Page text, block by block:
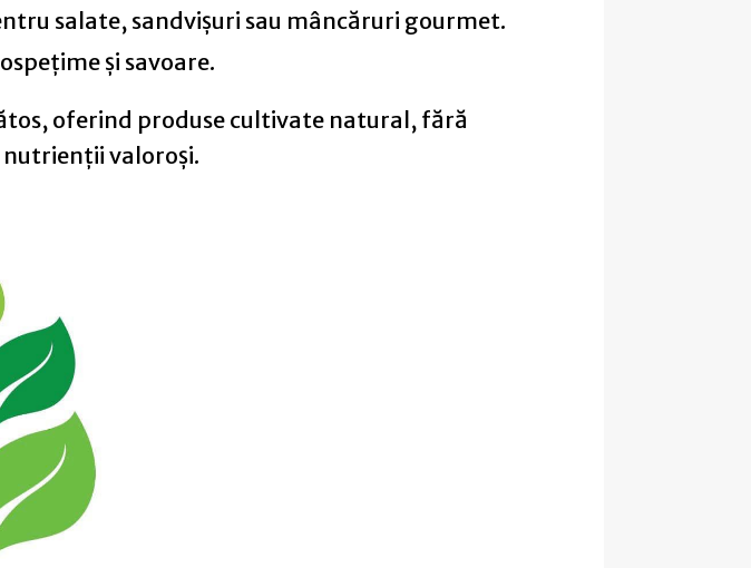
salate, sandvișuri sau mâncăruri gourmet.
și savoare.
oferind produse cultivate natural, fără
nutrienții valoroși.